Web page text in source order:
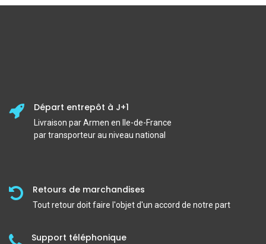
Départ entrepôt à J+1
Livraison par Armen en Ile-de-France
par transporteur au niveau national
Retours de marchandises
Tout retour doit faire l'objet d'un accord de notre part
Support téléphonique